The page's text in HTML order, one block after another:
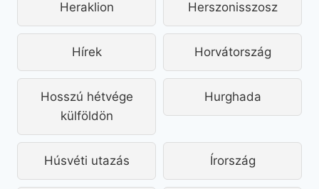
Heraklion Herszonisszosz
Hírek Horvátország
Hosszú hétvége
külföldön
Hurghada
Húsvéti utazás Írország